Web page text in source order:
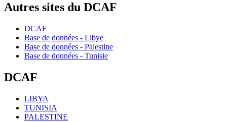
Autres sites du DCAF
DCAF
Base de données - Libye
Base de données - Palestine
Base de données - Tunisie
DCAF
LIBYA
TUNISIA
PALESTINE